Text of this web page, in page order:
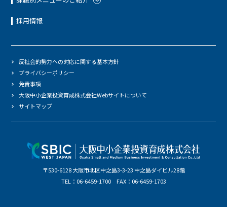
採用情報
〒530-6128 大阪市北区中之島3-3-23 中之島ダイビル28階
TEL：06-6459-1700 FAX：06-6459-1703
反社会的勢力への対応に関する基本方針
プライバシーポリシー
免責事項
大阪中小企業投資育成株式会社Webサイトについて
サイトマップ